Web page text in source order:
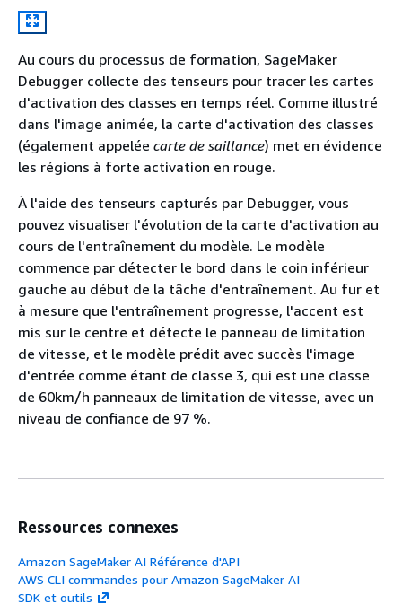
Au cours du processus de formation, SageMaker
Debugger collecte des tenseurs pour tracer les cartes
d'activation des classes en temps réel. Comme illustré
dans l'image animée, la carte d'activation des classes
(également appelée carte de saillance) met en évidence
les régions à forte activation en rouge.
À l'aide des tenseurs capturés par Debugger, vous
pouvez visualiser l'évolution de la carte d'activation au
cours de l'entraînement du modèle. Le modèle
commence par détecter le bord dans le coin inférieur
gauche au début de la tâche d'entraînement. Au fur et
à mesure que l'entraînement progresse, l'accent est
mis sur le centre et détecte le panneau de limitation
de vitesse, et le modèle prédit avec succès l'image
d'entrée comme étant de classe 3, qui est une classe
de 60km/h panneaux de limitation de vitesse, avec un
niveau de confiance de 97 %.
Ressources connexes
Amazon SageMaker AI Référence d'API
AWS CLI commandes pour Amazon SageMaker AI
SDK et outils